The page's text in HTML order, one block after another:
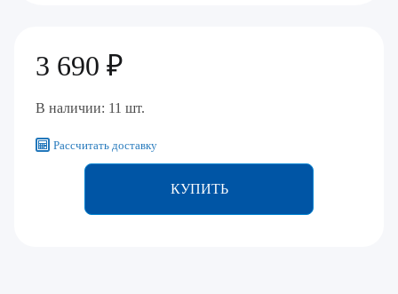
3 690 ₽
В наличии: 11 шт.
Рассчитать доставку
КУПИТЬ